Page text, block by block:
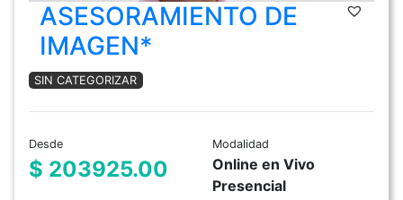
ASESORAMIENTO DE
IMAGEN*
SIN CATEGORIZAR
Desde
$ 203925.00
Modalidad
Online en Vivo
Presencial